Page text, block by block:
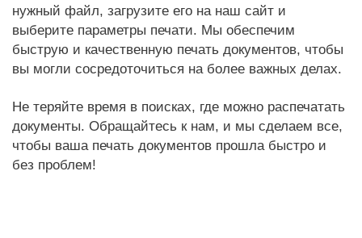
нужный файл, загрузите его на наш сайт и
выберите параметры печати. Мы обеспечим
быструю и качественную печать документов, чтобы
вы могли сосредоточиться на более важных делах.
Не теряйте время в поисках, где можно распечатать
документы. Обращайтесь к нам, и мы сделаем все,
чтобы ваша печать документов прошла быстро и
без проблем!